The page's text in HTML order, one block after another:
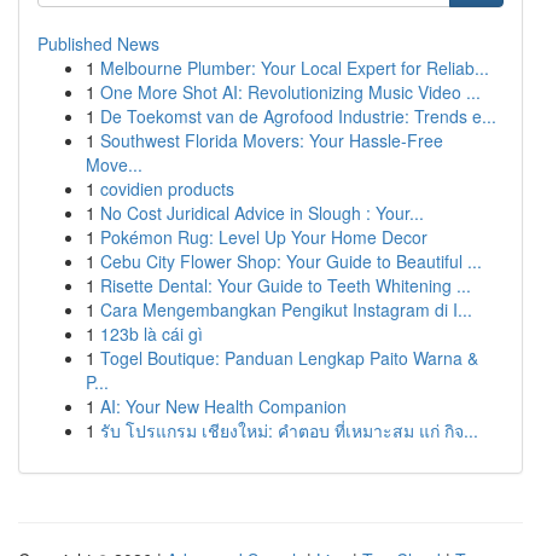
Published News
1 Melbourne Plumber: Your Local Expert for Reliab...
1 One More Shot AI: Revolutionizing Music Video ...
1 De Toekomst van de Agrofood Industrie: Trends e...
1 Southwest Florida Movers: Your Hassle-Free
Move...
1 covidien products
1 No Cost Juridical Advice in Slough : Your...
1 Pokémon Rug: Level Up Your Home Decor
1 Cebu City Flower Shop: Your Guide to Beautiful ...
1 Risette Dental: Your Guide to Teeth Whitening ...
1 Cara Mengembangkan Pengikut Instagram di I...
1 123b là cái gì
1 Togel Boutique: Panduan Lengkap Paito Warna &
P...
1 AI: Your New Health Companion
1 รับ โปรแกรม เชียงใหม่: คำตอบ ที่เหมาะสม แก่ กิจ...